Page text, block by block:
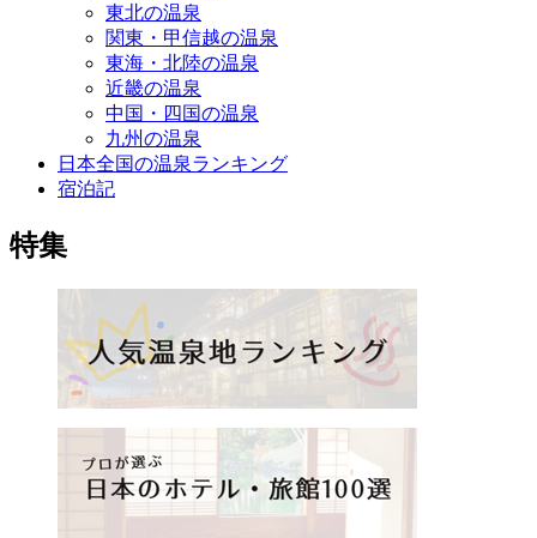
東北の温泉
関東・甲信越の温泉
東海・北陸の温泉
近畿の温泉
中国・四国の温泉
九州の温泉
日本全国の温泉ランキング
宿泊記
特集